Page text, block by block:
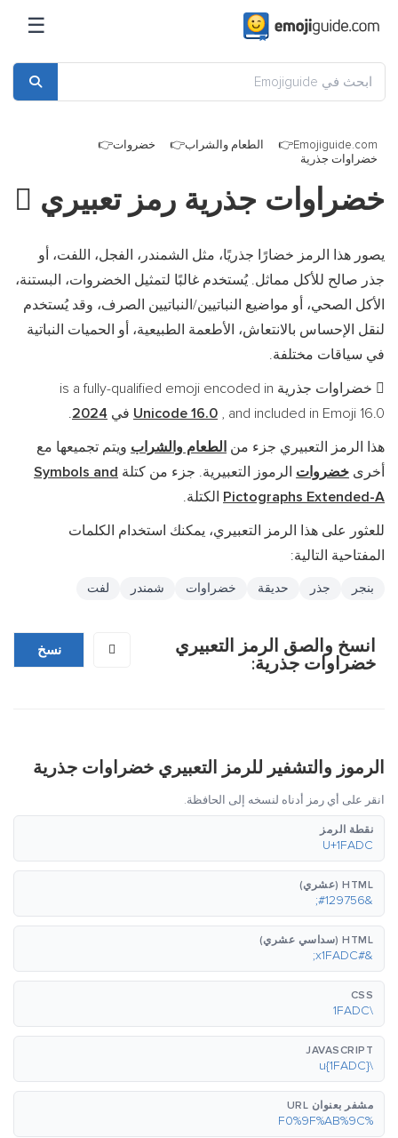
☰
Emojiguide.com الطعام والشراب
خضروات
خضراوات جذرية
خضراوات جذرية رمز تعبيري 🫜
يصور هذا الرمز خضارًا جذريًا، مثل الشمندر، الفجل، اللفت، أو
جذر صالح للأكل مماثل. يُستخدم غالبًا لتمثيل الخضروات، البستنة،
الأكل الصحي، أو مواضيع النباتيين/النباتيين الصرف، وقد يُستخدم
لنقل الإحساس بالانتعاش، الأطعمة الطبيعية، أو الحميات النباتية
في سياقات مختلفة.
🫜 خضراوات جذرية is a fully-qualified emoji encoded in
Unicode 16.0 , and included in Emoji 16.0 في 2024
.
هذا الرمز التعبيري جزء من الطعام والشراب ويتم تجميعها مع
أخرى خضروات الرموز التعبيرية. جزء من كتلة Symbols and
Pictographs Extended-A الكتلة.
للعثور على هذا الرمز التعبيري، يمكنك استخدام الكلمات
المفتاحية التالية:
بنجر جذر حديقة خضراوات شمندر لفت
انسخ والصق الرمز التعبيري
خضراوات جذرية:
🫜 نسخ
الرموز والتشفير للرمز التعبيري خضراوات جذرية
انقر على أي رمز أدناه لنسخه إلى الحافظة.
نقطة الرمز
U+1FADC
HTML (عشري)
&#129756;
HTML (سداسي عشري)
&#x1FADC;
CSS
\1FADC
JAVASCRIPT
\u{1FADC}
مشفر بعنوان URL
%F0%9F%AB%9C